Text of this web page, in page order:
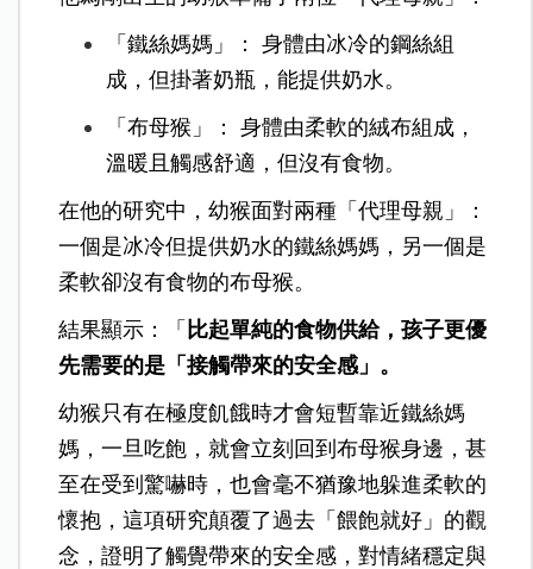
「鐵絲媽媽」： 身體由冰冷的鋼絲組
成，但掛著奶瓶，能提供奶水。
「布母猴」： 身體由柔軟的絨布組成，
溫暖且觸感舒適，但沒有食物。
在他的研究中，幼猴面對兩種「代理母親」：
一個是冰冷但提供奶水的鐵絲媽媽，另一個是
柔軟卻沒有食物的布母猴。
結果顯示：「 比起單純的食物供給，孩子更優
先需要的是「接觸帶來的安全感」。
幼猴只有在極度飢餓時才會短暫靠近鐵絲媽
媽，一旦吃飽，就會立刻回到布母猴身邊，甚
至在受到驚嚇時，也會毫不猶豫地躲進柔軟的
懷抱，這項研究顛覆了過去「餵飽就好」的觀
念，證明了觸覺帶來的安全感，對情緒穩定與